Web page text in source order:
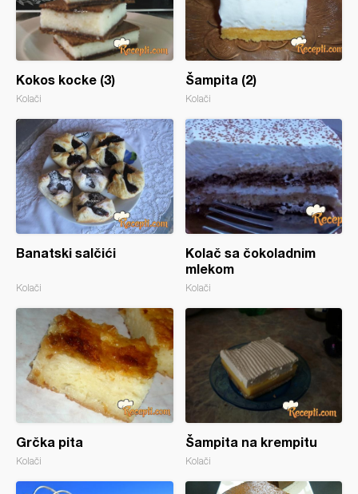
Kokos kocke (3)
Kolači
Šampita (2)
Kolači
Banatski salčići
Kolači
Kolač sa čokoladnim
mlekom
Kolači
Grčka pita
Kolači
Šampita na krempitu
Kolači